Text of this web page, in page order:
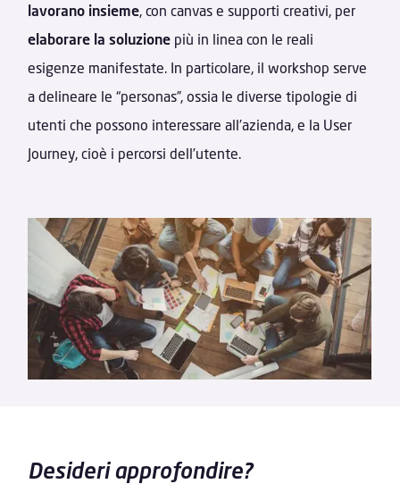
lavorano insieme , con canvas e supporti creativi, per
elaborare la soluzione più in linea con le reali
esigenze manifestate. In particolare, il workshop serve
a delineare le “personas”, ossia le diverse tipologie di
utenti che possono interessare all’azienda, e la User
Journey, cioè i percorsi dell’utente.
Desideri approfondire?